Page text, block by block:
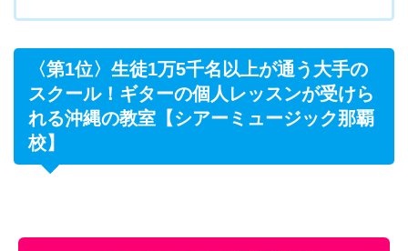
〈第1位〉生徒1万5千名以上が通う大手の
スクール！ギターの個人レッスンが受けら
れる沖縄の教室【シアーミュージック那覇
校】